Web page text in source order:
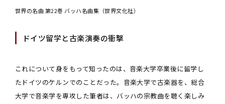
世界の名曲 第22巻 バッハ名曲集（世界文化社）
ドイツ留学と古楽演奏の衝撃
これについて身をもって知ったのは、音楽大学卒業後に留学し
たドイツのケルンでのことだった。音楽大学で古楽器を、総合
大学で音楽学を専攻した筆者は、バッハの宗教曲を聴く楽しみ